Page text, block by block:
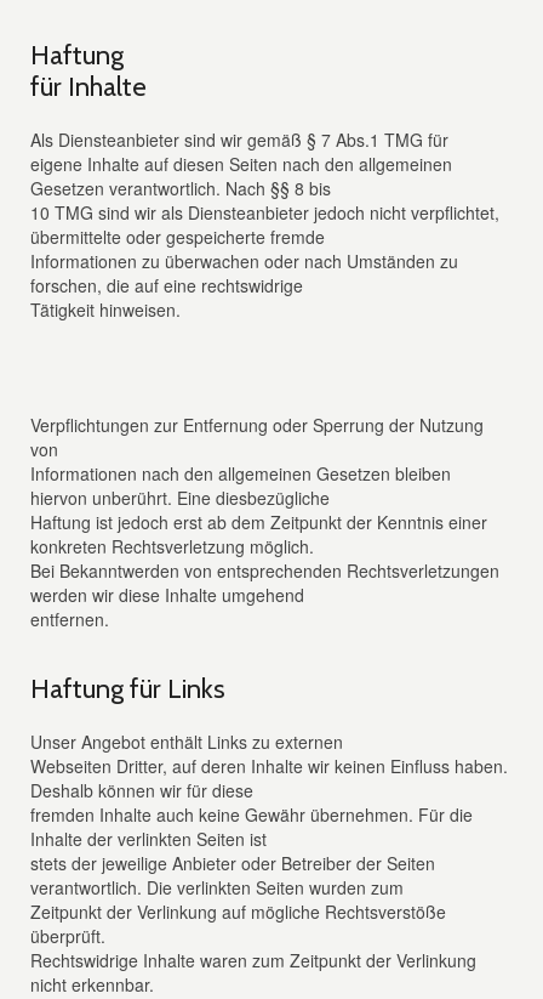
Haftung
für Inhalte
Als Diensteanbieter sind wir gemäß § 7 Abs.1 TMG für
eigene Inhalte auf diesen Seiten nach den allgemeinen
Gesetzen verantwortlich. Nach §§ 8 bis
10 TMG sind wir als Diensteanbieter jedoch nicht verpflichtet,
übermittelte oder gespeicherte fremde
Informationen zu überwachen oder nach Umständen zu
forschen, die auf eine rechtswidrige
Tätigkeit hinweisen.
Verpflichtungen zur Entfernung oder Sperrung der Nutzung
von
Informationen nach den allgemeinen Gesetzen bleiben
hiervon unberührt. Eine diesbezügliche
Haftung ist jedoch erst ab dem Zeitpunkt der Kenntnis einer
konkreten Rechtsverletzung möglich.
Bei Bekanntwerden von entsprechenden Rechtsverletzungen
werden wir diese Inhalte umgehend
entfernen.
Haftung für Links
Unser Angebot enthält Links zu externen
Webseiten Dritter, auf deren Inhalte wir keinen Einfluss haben.
Deshalb können wir für diese
fremden Inhalte auch keine Gewähr übernehmen. Für die
Inhalte der verlinkten Seiten ist
stets der jeweilige Anbieter oder Betreiber der Seiten
verantwortlich. Die verlinkten Seiten wurden zum
Zeitpunkt der Verlinkung auf mögliche Rechtsverstöße
überprüft.
Rechtswidrige Inhalte waren zum Zeitpunkt der Verlinkung
nicht erkennbar.